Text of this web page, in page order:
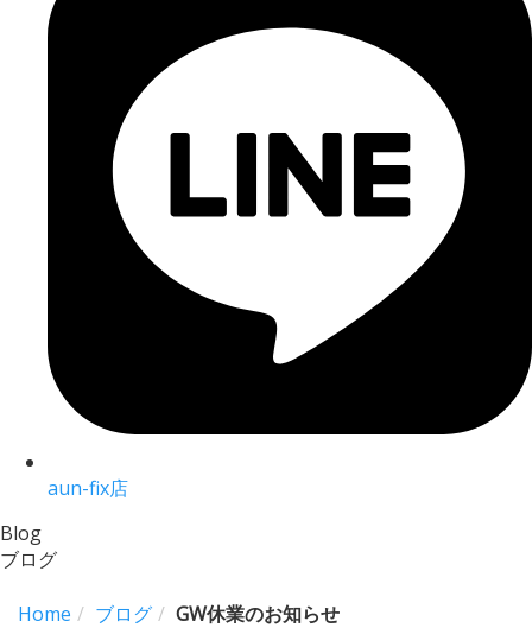
aun-fix店
Blog
ブログ
Home ブログ GW休業のお知らせ